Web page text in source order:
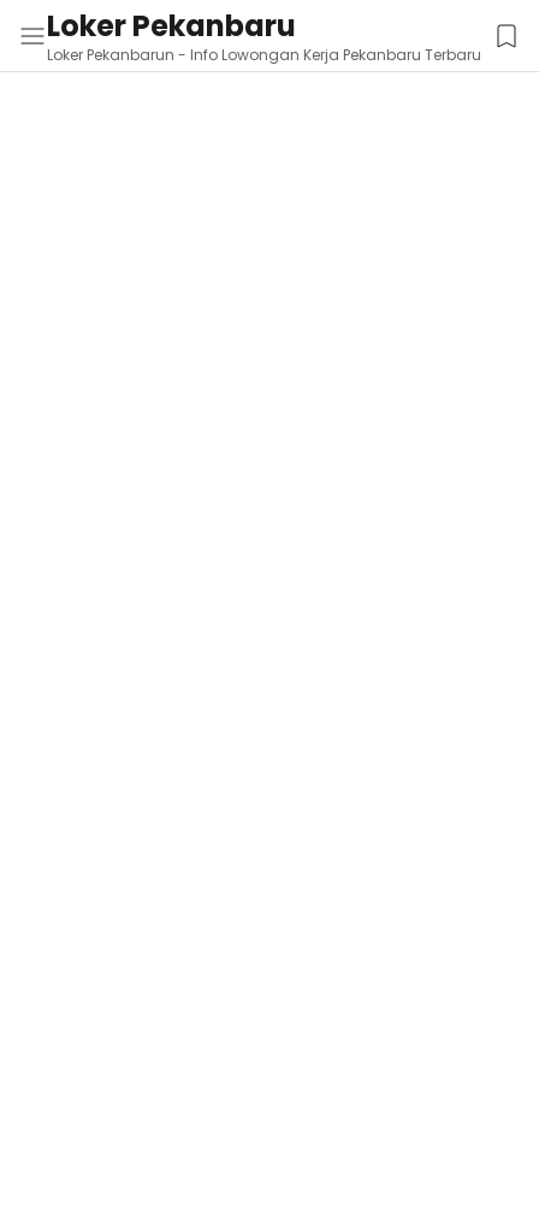
Loker Pekanbaru
Loker Pekanbarun - Info Lowongan Kerja Pekanbaru Terbaru